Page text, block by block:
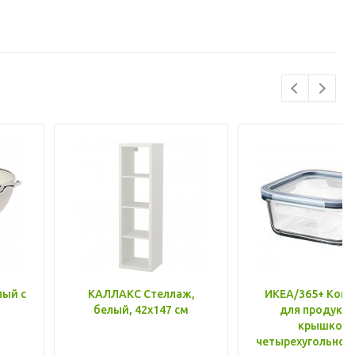
с
КАЛЛАКС Стеллаж,
белый, 42x147 см
ИКЕА/365+
для
крышкой,